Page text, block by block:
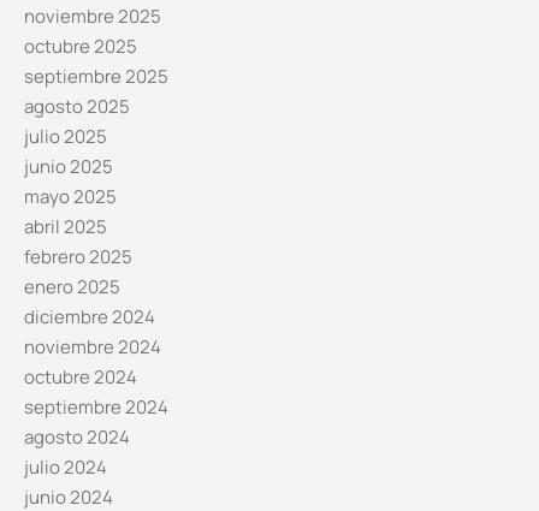
noviembre 2025
octubre 2025
septiembre 2025
agosto 2025
julio 2025
junio 2025
mayo 2025
abril 2025
febrero 2025
enero 2025
diciembre 2024
noviembre 2024
octubre 2024
septiembre 2024
agosto 2024
julio 2024
junio 2024